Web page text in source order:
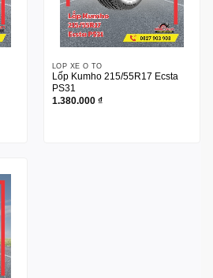
LỐP XE Ô TÔ
Lốp Kumho 215/55R17 Ecsta
PS31
1.380.000 ₫